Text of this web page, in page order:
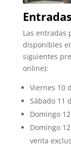
Las entradas
disponibles
siguientes
online):
Viernes 10
Sábado 11
Domingo
Domingo
venta